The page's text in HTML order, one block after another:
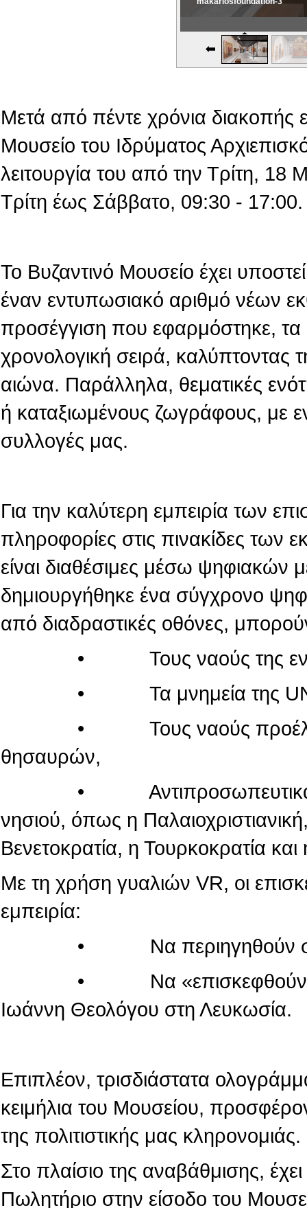
Μετά από πέντε χρόνια διακοπής
Μουσείο του Ιδρύματος
λειτουργία του από την Τρίτη,
Τρίτη έως Σάββατο, 09:30 - 17:00.
Το Βυζαντινό Μουσείο έχει υποστεί
έναν εντυπωσιακό αριθμό νέων
προσέγγιση που εφαρμόστηκε, τα
χρονολογική σειρά, καλύπτοντας
αιώνα. Παράλληλα, θεματικές
ή καταξιωμένους ζωγράφους, με
συλλογές μας.
Για την καλύτερη εμπειρία των
πληροφορίες στις πινακίδες των
είναι διαθέσιμες μέσω
δημιουργήθηκε ένα σύγχρονο
από διαδραστικές οθόνες,
• Τους ναούς της εντός
• Τα μνημεία της
• Τους ναούς
θησαυρών,
• Αντιπροσωπευτικά
νησιού, όπως η
Βενετοκρατία, η Τουρκοκρατία
Με τη χρήση γυαλιών VR, οι
εμπειρία:
• Να περιηγηθούν στον
• Να «επισκεφθούν» τον
Ιωάννη Θεολόγου στη Λευκωσία.
Επιπλέον, τρισδιάστατα
κειμήλια του Μουσείου,
της πολιτιστικής μας κληρονομιάς.
Στο πλαίσιο της αναβάθμισης,
Πωλητήριο στην είσοδο του